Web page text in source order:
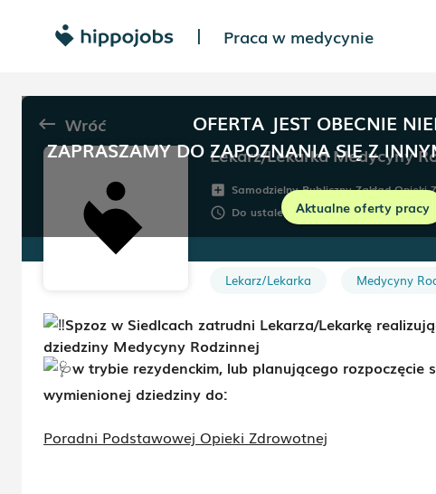
| Praca w medycynie
OFERTA JEST OBECNIE
ZAPRASZAMY DO ZAPOZNANIA SIĘ Z
Aktualne oferty pracy
keyboard_backspace Wróć
Lekarz/Lekarka Medycyny
add_box Samodzielny Publiczny Zakład Opieki
schedule Do ustalenia description Umowa:Dowolna
Lekarz/Lekarka Medycyny
Spzoz w Siedlcach zatrudni Lekarza/Lekarkę
dziedziny Medycyny Rodzinnej
w trybie rezydenckim, lub planującego rozpoczęcie
wymienionej dziedziny do:
Poradni Podstawowej Opieki Zdrowotnej